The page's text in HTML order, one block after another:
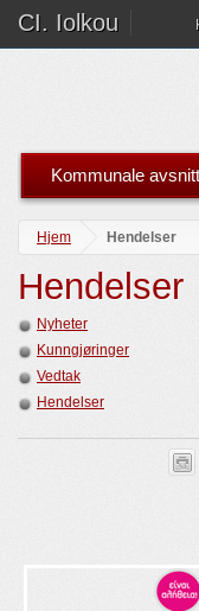
CI. Iolkou
Kommunale
Hjem Hendelser
Hendelser
Nyheter
Kunngjøringer
Vedtak
Hendelser